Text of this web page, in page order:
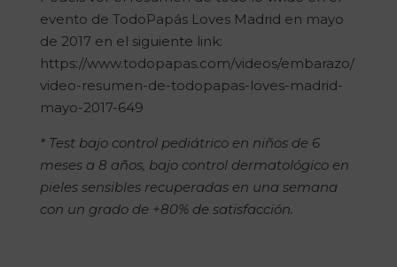
evento de TodoPapás Loves Madrid en mayo
de 2017 en el siguiente link:
https://www.todopapas.com/videos/embarazo/
video-resumen-de-todopapas-loves-madrid-
mayo-2017-649
* Test bajo control pediátrico en niños de 6
meses a 8 años, bajo control dermatológico en
pieles sensibles recuperadas en una semana
con un grado de +80% de satisfacción.